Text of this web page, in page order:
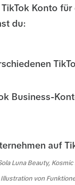
TikTok Konto
du:
Business-
auf
Luna Beauty,
von